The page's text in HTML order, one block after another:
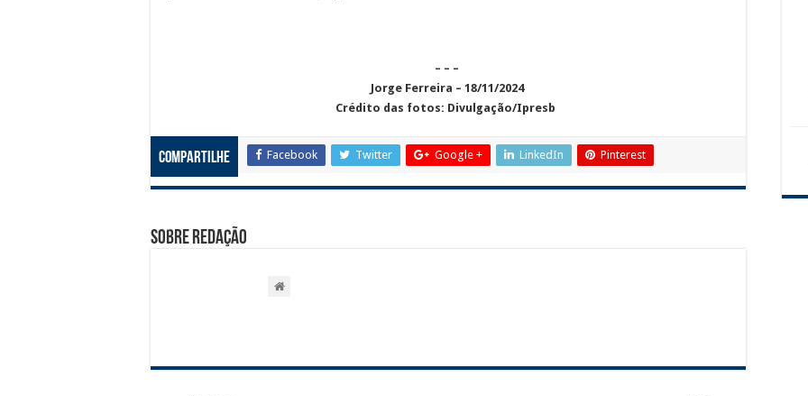
– – –
Jorge Ferreira – 18/11/2024
Crédito das fotos: Divulgação/Ipresb
Compartilhe Facebook Twitter Google + LinkedIn Pinterest
Sobre Redação